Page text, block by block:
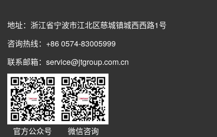
地址：浙江省宁波市江北区慈城镇城西西路1号
咨询热线：+86 0574-83005999
联系邮箱：service@jtgroup.com.cn
官方公众号 微信咨询